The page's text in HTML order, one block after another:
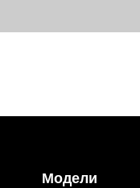
Модели